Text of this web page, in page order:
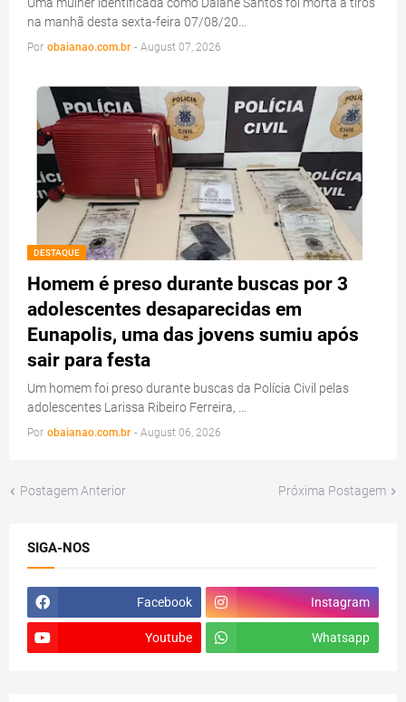
Uma mulher identificada como Daiane Santos foi morta a tiros
na manhã desta sexta-feira 07/08/20…
Por obaianao.com.br - August 07, 2026
DESTAQUE
Homem é preso durante buscas por 3
adolescentes desaparecidas em
Eunapolis, uma das jovens sumiu após
sair para festa
Um homem foi preso durante buscas da Polícia Civil pelas
adolescentes Larissa Ribeiro Ferreira, …
Por obaianao.com.br - August 06, 2026
Postagem Anterior Próxima Postagem
SIGA-NOS
Facebook Instagram
Youtube Whatsapp